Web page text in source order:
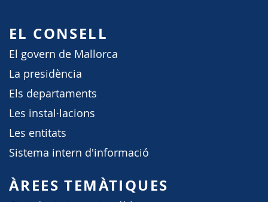
EL CONSELL
El govern de Mallorca
La presidència
Els departaments
Les instal·lacions
Les entitats
Sistema intern d'informació
ÀREES TEMÀTIQUES